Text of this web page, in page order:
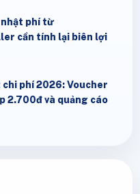
nhật phí từ
cần tính lại biên lợi
phí 2026: Voucher
2.700đ và quảng cáo